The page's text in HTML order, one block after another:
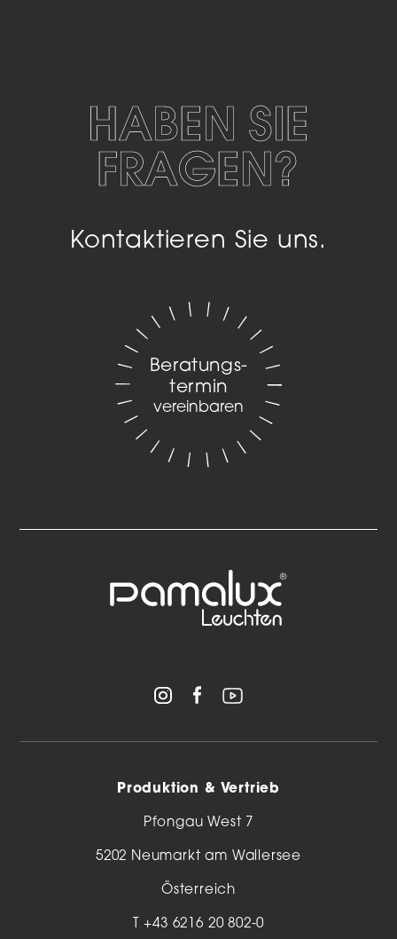
HABEN SIE
FRAGEN?
Kontaktieren Sie uns.
Beratungs­
termin
vereinbaren
Produktion & Vertrieb
Pfongau West 7
5202 Neumarkt am Wallersee
Österreich
T+43 6216 20 802-0